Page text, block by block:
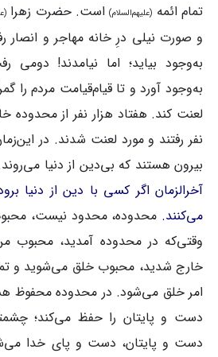
تمام ائمه (علیهم‌السلام)است. حضرت زهرا
و صورت نیلی درِ خانه مهاجر و انصار
به‌وجود بیاید؛ اما نیامدند!
به‌وجود آورد و تا قیام‌قیامت مردم را
لعنت کند. هفتاد هزار نفر از
نفر رفتند و مورد لعنت شدند. در
بیرون هستند که بی‌دین از دنیا
آخرالزمان اگر کسی با دین از دنیا
می‌کنند. محدوده، محدود نیست،
وقتی‌که در محدوده آمدید، محبوب من
خارج شدید، محبوب خلق می‌شوید و
امر خلق می‌شود. در محدوده محفوظ
دست و پایتان را حفظ می‌کند؛
دست و پایتان، دست و پای خدا